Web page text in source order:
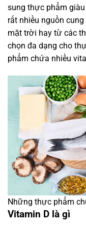
sung thực phẩm
rất nhiều nguồn
mặt trời hay từ các
chọn đa dạng cho
phẩm chứa nhiều
Những thực phẩm
Vitamin D là gì